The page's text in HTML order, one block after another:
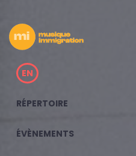
EN
RÉPERTOIRE
ÉVÈNEMENTS